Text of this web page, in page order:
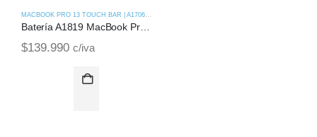
MACBOOK PRO 13 TOUCH BAR | A1706 (2016)
Batería A1819 MacBook Pro Retina Touch Bar 13 | A1706 (2016)
$139.990 c/iva